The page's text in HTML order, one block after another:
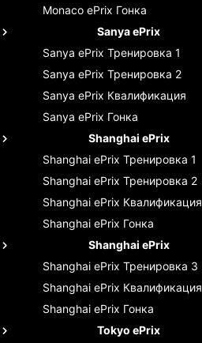
Monaco ePrix Гонка
Sanya ePrix
Sanya ePrix Тренировка 1
Sanya ePrix Тренировка 2
Sanya ePrix Квалификация
Sanya ePrix Гонка
Shanghai ePrix
Shanghai ePrix Тренировка 1
Shanghai ePrix Тренировка 2
Shanghai ePrix Квалификация
Shanghai ePrix Гонка
Shanghai ePrix
Shanghai ePrix Тренировка 3
Shanghai ePrix Квалификация
Shanghai ePrix Гонка
Tokyo ePrix